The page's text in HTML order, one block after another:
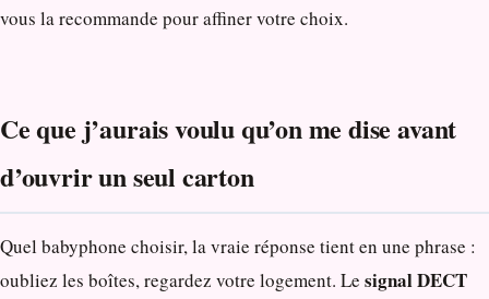
vous la recommande pour affiner votre choix.
Ce que j’aurais voulu qu’on me dise avant
d’ouvrir un seul carton
Quel babyphone choisir, la vraie réponse tient en une phrase :
oubliez les boîtes, regardez votre logement. Le signal DECT